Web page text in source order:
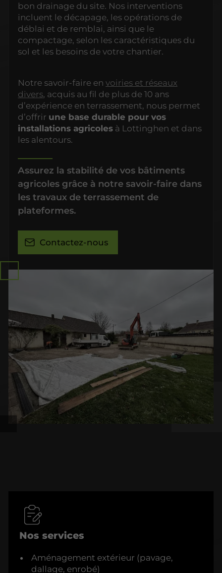
bon drainage du site. Nos interventions
incluent le décapage, les opérations de
déblai et de remblai, ainsi que le
compactage, selon les caractéristiques du
sol et les besoins de votre chantier.
Notre savoir-faire envoiries et réseaux
divers, acquis au fil de plus de 10 ans
d’expérience en terrassement, nous permet
d’offrir une base durable pour vos
installations agricoles à Lottinghen et dans
les alentours.
Assurez la stabilité de vos bâtiments
agricoles grâce à notre savoir-faire dans
les travaux de terrassement de
plateformes.
Contactez-nous
Nos services
Aménagement extérieur (pavage,
dallage, enrobé)